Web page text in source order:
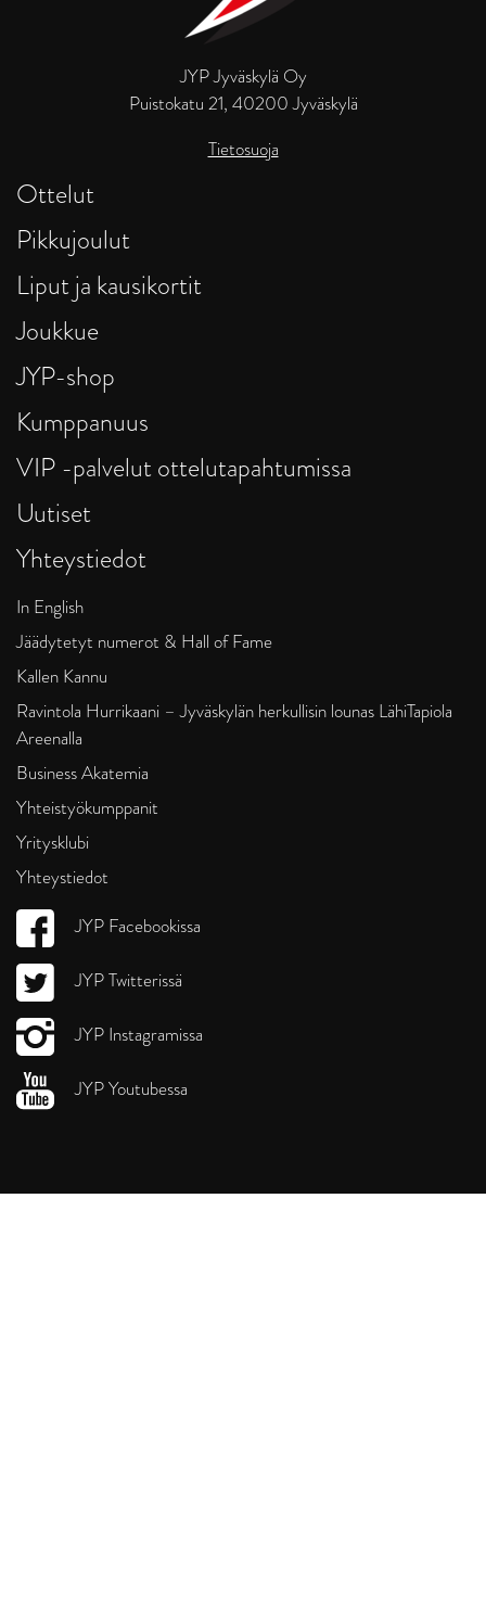
JYP Jyväskylä Oy
Puistokatu 21, 40200 Jyväskylä
Tietosuoja
Ottelut
Pikkujoulut
Liput ja kausikortit
Joukkue
JYP-shop
Kumppanuus
VIP -palvelut ottelutapahtumissa
Uutiset
Yhteystiedot
In English
Jäädytetyt numerot & Hall of Fame
Kallen Kannu
Ravintola Hurrikaani – Jyväskylän herkullisin lounas LähiTapiola
Areenalla
Business Akatemia
Yhteistyökumppanit
Yritysklubi
Yhteystiedot
JYP Facebookissa
JYP Twitterissä
JYP Instagramissa
JYP Youtubessa